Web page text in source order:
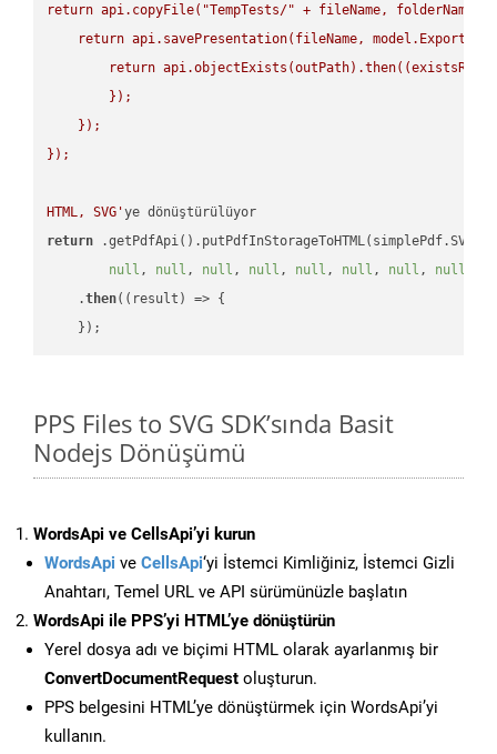
return api.copyFile("TempTests/" + fileName,
return api.savePresentation(fileName,
return
        });
    });
});
HTML, SVG'
return
null , null , null , null , null , null , null , null
    .
then( (result) => {
PPS Files to SVG SDK’sında Basit
Nodejs Dönüşümü
WordsApi ve CellsApi’yi kurun
WordsApi ve CellsApi‘yi İstemci Kimliğiniz, İstemci Gizli
Anahtarı, Temel URL ve API sürümünüzle başlatın
WordsApi ile PPS’yi HTML’ye dönüştürün
Yerel dosya adı ve biçimi HTML olarak ayarlanmış bir
ConvertDocumentRequest oluşturun.
PPS belgesini HTML’ye dönüştürmek için WordsApi’yi
kullanın.